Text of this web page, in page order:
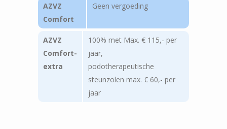
AZVZ
Comfort
Geen vergoeding
AZVZ
Comfort-
extra
100% met Max. € 115,- per
jaar,
podotherapeutische
steunzolen max. € 60,- per
jaar